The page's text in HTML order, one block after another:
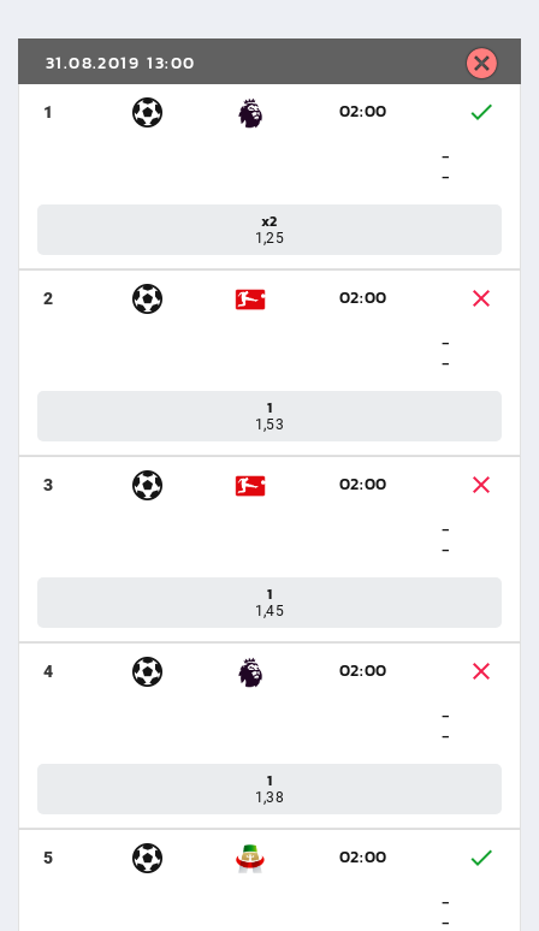
31.08.2019 13:00
1
02:00
-
-
x2
1,25
2
02:00
-
-
1
1,53
3
02:00
-
-
1
1,45
4
02:00
-
-
1
1,38
5
02:00
-
-